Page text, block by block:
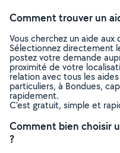
Comment trouver un
Vous cherchez un aide
Sélectionnez directement
postez votre demande
proximité de votre
relation avec tous les
particuliers, à Bondues,
rapidement.
C’est gratuit, simple et
Comment bien choisir
?